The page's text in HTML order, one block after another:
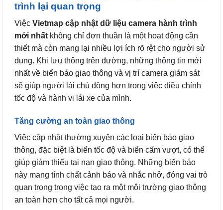
trình lại quan trọng
Việc Vietmap cập nhật dữ liệu camera hành trình
mới nhất không chỉ đơn thuần là một hoạt động cần
thiết mà còn mang lại nhiều lợi ích rõ rệt cho người sử
dụng. Khi lưu thông trên đường, những thông tin mới
nhất về biển báo giao thông và vị trí camera giám sát
sẽ giúp người lái chủ động hơn trong việc điều chỉnh
tốc độ và hành vi lái xe của mình.
Tăng cường an toàn giao thông
Việc cập nhật thường xuyên các loại biển báo giao
thông, đặc biệt là biển tốc độ và biển cấm vượt, có thể
giúp giảm thiểu tai nạn giao thông. Những biển báo
này mang tính chất cảnh báo và nhắc nhở, đóng vai trò
quan trọng trong việc tạo ra một môi trường giao thông
an toàn hơn cho tất cả mọi người.